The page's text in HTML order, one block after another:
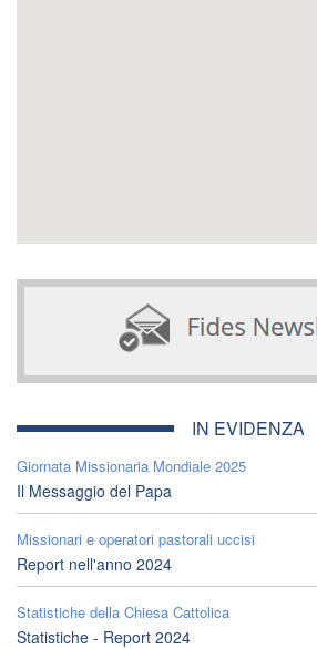
IN EVIDENZA
Giornata Missionaria Mondiale 2025
Il Messaggio del Papa
Missionari e operatori pastorali uccisi
Report nell'anno 2024
Statistiche della Chiesa Cattolica
Statistiche - Report 2024